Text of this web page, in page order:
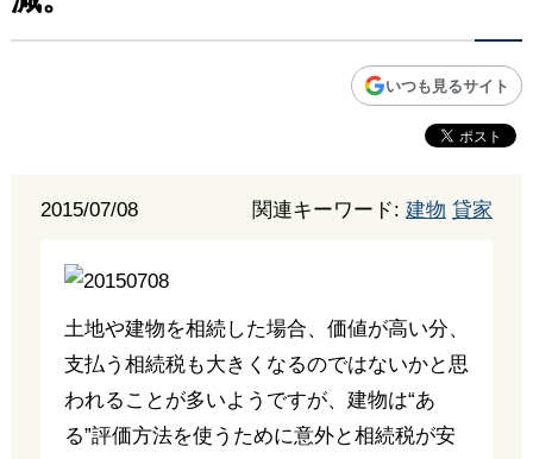
いつも見るサイト
2015/07/08 関連キーワード:建物 貸家
土地や建物を相続した場合、価値が高い分、
支払う相続税も大きくなるのではないかと思
われることが多いようですが、建物は“あ
る”評価方法を使うために意外と相続税が安